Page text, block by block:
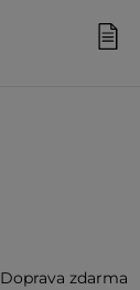
Doprava zdarma